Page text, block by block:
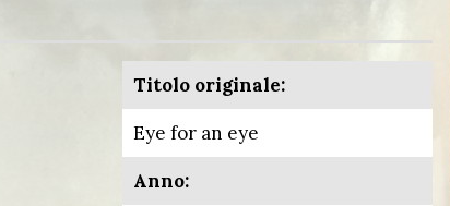
Titolo originale:
Eye for an eye
Anno: